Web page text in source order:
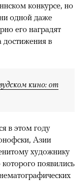
конкурсе, но
одной даже
его наградят
в
кино: от
в этом году
Азии
художнику
появились